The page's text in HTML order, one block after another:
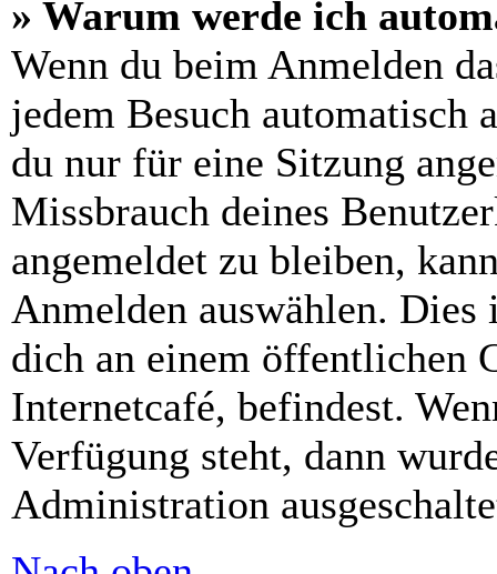
» Warum werde ich
Wenn du beim Anmelden
jedem Besuch automatisch
du nur für eine Sitzung
Missbrauch deines
angemeldet zu bleiben,
Anmelden auswählen.
dich an einem öffentlichen
Internetcafé, befindest.
Verfügung steht, dann
Administration